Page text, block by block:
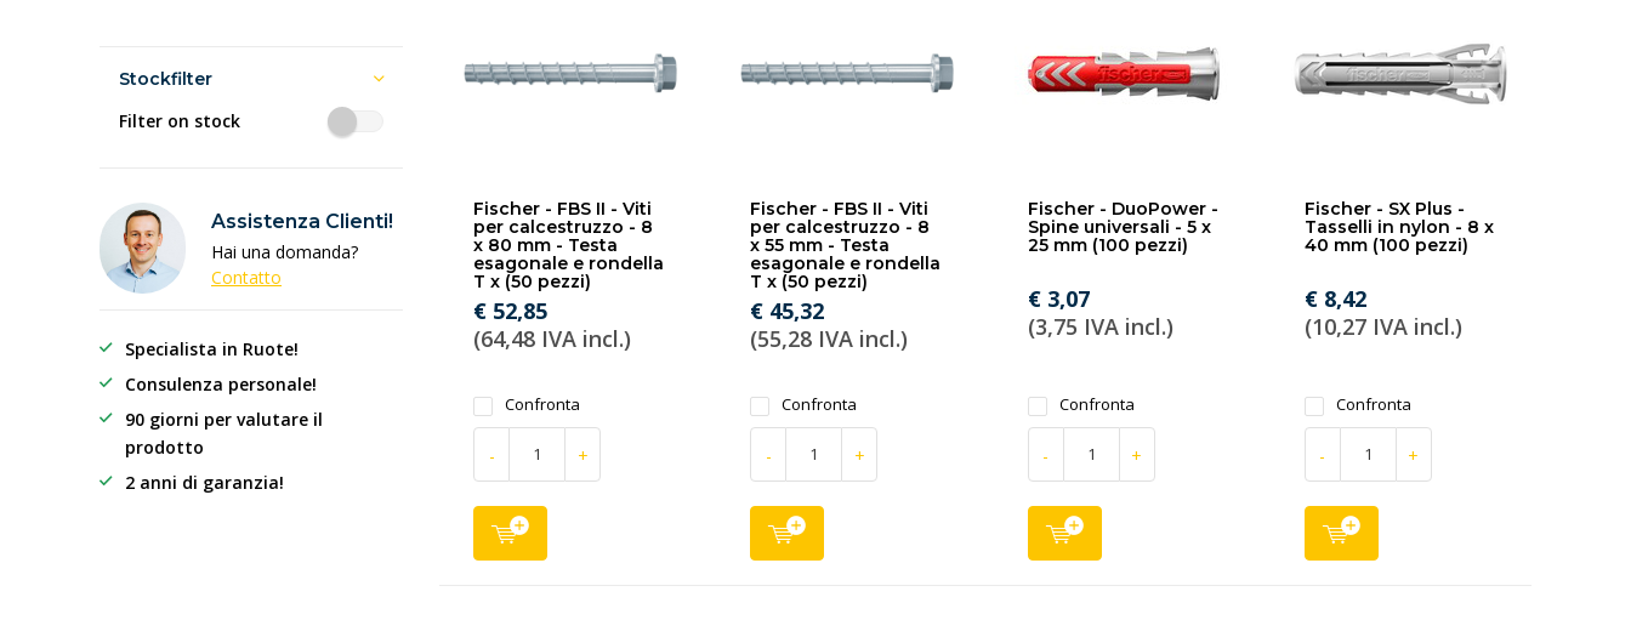
Fischer - FBS II - Viti
per calcestruzzo - 8
x 80 mm - Testa
esagonale e rondella
T x (50 pezzi)
€ 52,85
(64,48 IVA incl.)
Confronta
- +
Fischer - FBS II - Viti
per calcestruzzo - 8
x 55 mm - Testa
esagonale e rondella
T x (50 pezzi)
€ 45,32
(55,28 IVA incl.)
Confronta
- +
Fischer - DuoPower -
Spine universali - 5 x
25 mm (100 pezzi)
€ 3,07
(3,75 IVA incl.)
Confronta
- +
Fischer - SX Plus -
Tasselli in nylon - 8 x
40 mm (100 pezzi)
€ 8,42
(10,27 IVA incl.)
Confronta
- +
Stockfilter
Filter on stock
Assistenza Clienti!
Hai una domanda?
Contatto
Specialista in Ruote!
Consulenza personale!
90 giorni per valutare il
prodotto
2 anni di garanzia!